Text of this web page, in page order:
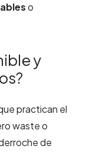
o
y
practican el
waste o
de